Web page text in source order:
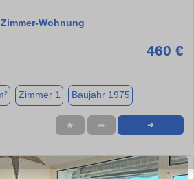
Wohnung
460 €
Zimmer 1 Baujahr 1975
★ ➦ ➜